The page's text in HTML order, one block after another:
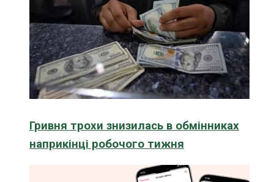
Гривня трохи знизилась в обмінниках
наприкінці робочого тижня